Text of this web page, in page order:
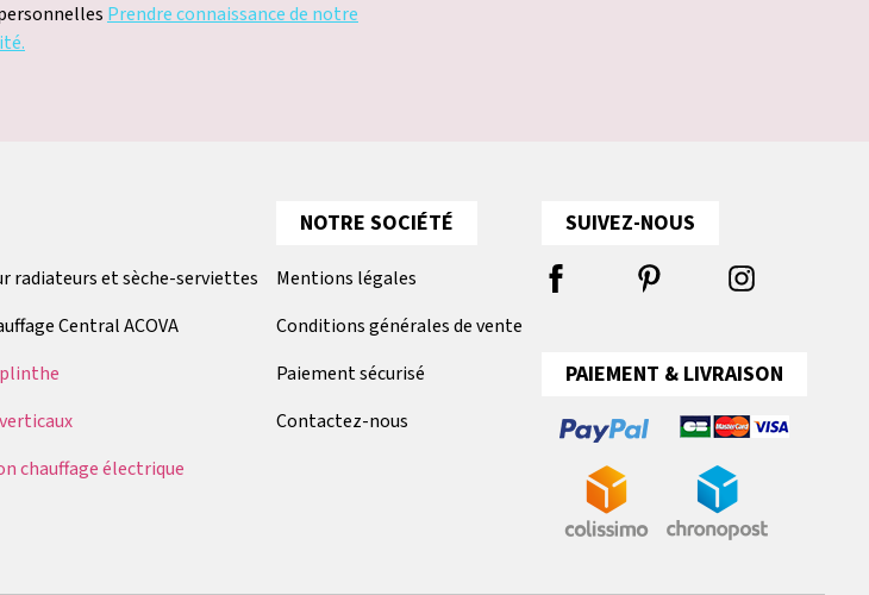
Prendre connaissance de notre
radiateurs et sèche-serviettes
Central ACOVA
chauffage électrique
NOTRE SOCIÉTÉ
Mentions légales
Conditions générales de vente
Paiement sécurisé
Contactez-nous
SUIVEZ-NOUS
PAIEMENT & LIVRAISON